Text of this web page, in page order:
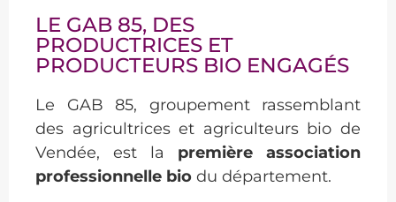
LE GAB 85, DES
PRODUCTRICES ET
PRODUCTEURS BIO ENGAGÉS
Le GAB 85, groupement rassemblant
des agricultrices et agriculteurs bio de
Vendée, est la première association
professionnelle bio du département.